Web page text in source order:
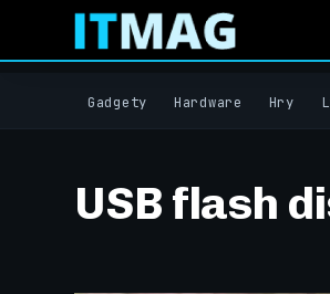
Gadgety Hardware Hry
USB flash